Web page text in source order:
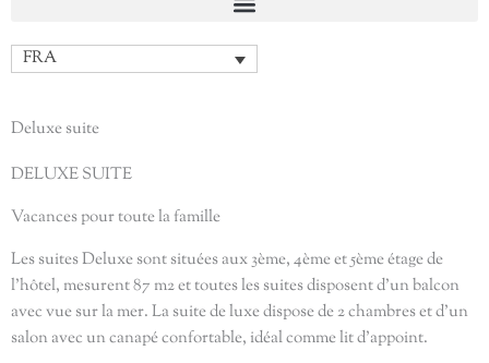
FRA
Deluxe suite
DELUXE SUITE
Vacances pour toute la famille
Les suites Deluxe sont situées aux 3ème, 4ème et 5ème étage de
l’hôtel, mesurent 87 m2 et toutes les suites disposent d’un balcon
avec vue sur la mer. La suite de luxe dispose de 2 chambres et d’un
salon avec un canapé confortable, idéal comme lit d’appoint.